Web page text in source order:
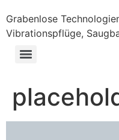
Grabenlose
Vibrationspflüge,